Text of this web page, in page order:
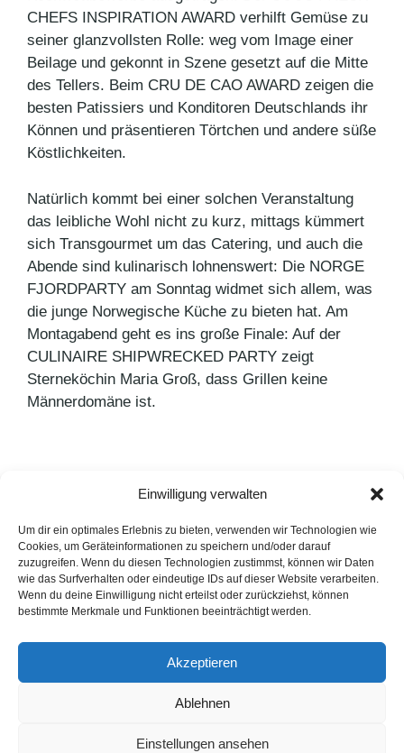
Einwilligung verwalten
Um dir ein optimales Erlebnis zu bieten, verwenden wir Technologien wie
Cookies, um Geräteinformationen zu speichern und/oder darauf
zuzugreifen. Wenn du diesen Technologien zustimmst, können wir Daten
wie das Surfverhalten oder eindeutige IDs auf dieser Website verarbeiten.
Wenn du deine Einwilligung nicht erteilst oder zurückziehst, können
bestimmte Merkmale und Funktionen beeinträchtigt werden.
Akzeptieren
Ablehnen
Einstellungen ansehen
CHEFS INSPIRATION AWARD verhilft Gemüse zu
seiner glanzvollsten Rolle: weg vom Image einer
Beilage und gekonnt in Szene gesetzt auf die Mitte
des Tellers. Beim CRU DE CAO AWARD zeigen die
besten Patissiers und Konditoren Deutschlands ihr
Können und präsentieren Törtchen und andere süße
Köstlichkeiten.
Natürlich kommt bei einer solchen Veranstaltung
das leibliche Wohl nicht zu kurz, mittags kümmert
sich Transgourmet um das Catering, und auch die
Abende sind kulinarisch lohnenswert: Die NORGE
FJORDPARTY am Sonntag widmet sich allem, was
die junge Norwegische Küche zu bieten hat. Am
Montagabend geht es ins große Finale: Auf der
CULINAIRE SHIPWRECKED PARTY zeigt
Sterneköchin Maria Groß, dass Grillen keine
Männerdomäne ist.
,Pressemitteilungen
Schlagwörter
Fleet
Bridgestone zum FAST-Mitglied ernannt
Game meets Brand
FAQ